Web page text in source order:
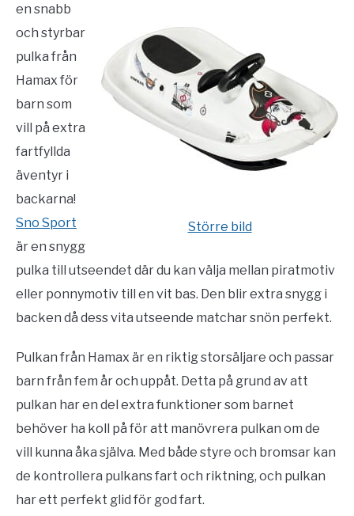
Större bild
en snabb
och styrbar
pulka från
Hamax för
barn som
vill på extra
fartfyllda
äventyr i
backarna!
Sno Sport
är en snygg
pulka till utseendet där du kan välja mellan piratmotiv
eller ponnymotiv till en vit bas. Den blir extra snygg i
backen då dess vita utseende matchar snön perfekt.
Pulkan från Hamax är en riktig storsäljare och passar
barn från fem år och uppåt. Detta på grund av att
pulkan har en del extra funktioner som barnet
behöver ha koll på för att manövrera pulkan om de
vill kunna åka själva. Med både styre och bromsar kan
de kontrollera pulkans fart och riktning, och pulkan
har ett perfekt glid för god fart.